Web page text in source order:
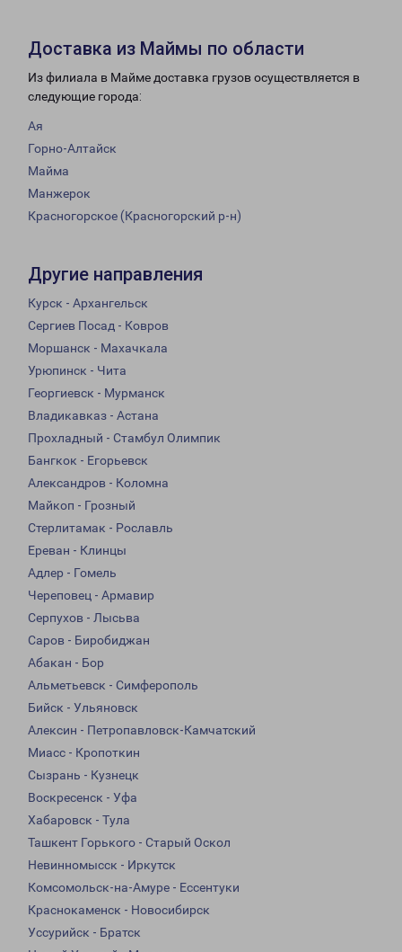
Доставка из Маймы по области
Из филиала в Майме доставка грузов осуществляется в
следующие города:
Ая
Горно-Алтайск
Майма
Манжерок
Красногорское (Красногорский р-н)
Другие направления
Курск - Архангельск
Сергиев Посад - Ковров
Моршанск - Махачкала
Урюпинск - Чита
Георгиевск - Мурманск
Владикавказ - Астана
Прохладный - Стамбул Олимпик
Бангкок - Егорьевск
Александров - Коломна
Майкоп - Грозный
Стерлитамак - Рославль
Ереван - Клинцы
Адлер - Гомель
Череповец - Армавир
Серпухов - Лысьва
Саров - Биробиджан
Абакан - Бор
Альметьевск - Симферополь
Бийск - Ульяновск
Алексин - Петропавловск-Камчатский
Миасс - Кропоткин
Сызрань - Кузнецк
Воскресенск - Уфа
Хабаровск - Тула
Ташкент Горького - Старый Оскол
Невинномысск - Иркутск
Комсомольск-на-Амуре - Ессентуки
Краснокаменск - Новосибирск
Уссурийск - Братск